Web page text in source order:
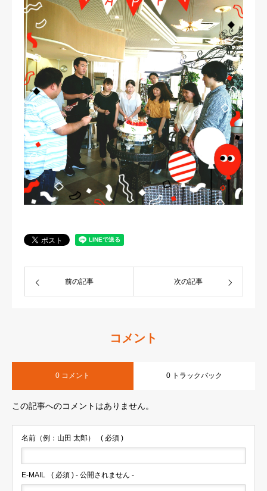
前の記事 次の記事
コメント
0 コメント 0 トラックバック
この記事へのコメントはありません。
名前（例：山田 太郎） ( 必須 )
E-MAIL ( 必須 ) - 公開されません -